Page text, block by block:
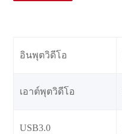
อินพุตวิดีโอ
เอาต์พุตวิดีโอ
USB3.0